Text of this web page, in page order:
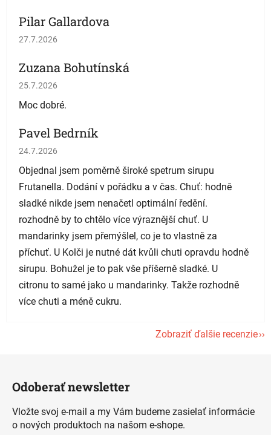
Pilar Gallardova
Hodnotenie obchodu je 5 z 5 hviezdičiek.
27.7.2026
Zuzana Bohutínská
Hodnotenie obchodu je 5 z 5 hviezdičiek.
25.7.2026
Moc dobré.
Pavel Bedrník
Hodnotenie obchodu je 5 z 5 hviezdičiek.
24.7.2026
Objednal jsem poměrně široké spetrum sirupu
Frutanella. Dodání v pořádku a v čas. Chuť: hodně
sladké nikde jsem nenačetl optimální ředění.
rozhodně by to chtělo více výraznější chuť. U
mandarinky jsem přemýšlel, co je to vlastně za
příchuť. U Kolči je nutné dát kvůli chuti opravdu hodně
sirupu. Bohužel je to pak vše příšerně sladké. U
citronu to samé jako u mandarinky. Takže rozhodně
více chuti a méně cukru.
Zobraziť ďalšie recenzie
Odoberať newsletter
Vložte svoj e-mail a my Vám budeme zasielať informácie
o nových produktoch na našom e-shope.